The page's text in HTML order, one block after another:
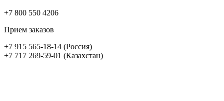
+7 800 550 4206
Прием заказов
+7 915 565-18-14 (Россия)
+7 717 269-59-01 (Казахстан)